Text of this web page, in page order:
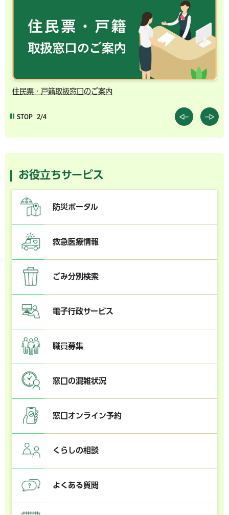
千葉市の電子行政サービス
STOP 3/4
お役立ちサービス
防災ポータル
救急医療情報
ごみ分別検索
電子行政サービス
職員募集
窓口の混雑状況
窓口オンライン予約
くらしの相談
よくある質問